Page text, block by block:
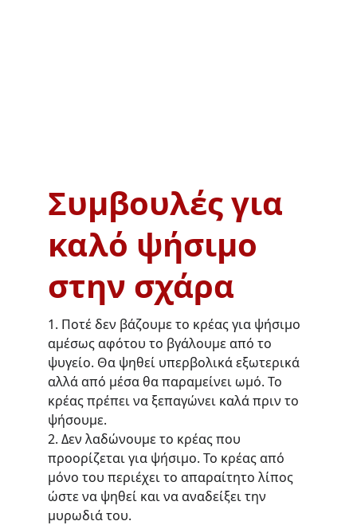
Συμβουλές για
καλό ψήσιμο
στην σχάρα
1. Ποτέ δεν βάζουμε το κρέας για ψήσιμο
αμέσως αφότου το βγάλουμε από το
ψυγείο. Θα ψηθεί υπερβολικά εξωτερικά
αλλά από μέσα θα παραμείνει ωμό. Το
κρέας πρέπει να ξεπαγώνει καλά πριν το
ψήσουμε.
2. Δεν λαδώνουμε το κρέας που
προορίζεται για ψήσιμο. Το κρέας από
μόνο του περιέχει το απαραίτητο λίπος
ώστε να ψηθεί και να αναδείξει την
μυρωδιά του.